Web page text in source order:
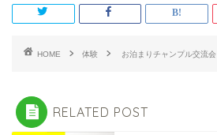
HOME 体験 お泊まりチャンプル交流会
RELATED POST